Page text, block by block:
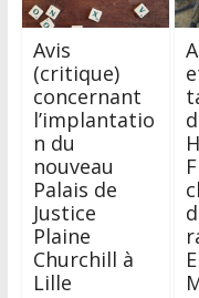
Avis
(critique)
concernant
l’implantatio
n du
nouveau
Palais de
Justice
Plaine
Churchill à
Lille